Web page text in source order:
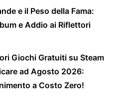
e il Peso della Fama:
e Addio ai Riflettori
Giochi Gratuiti su Steam
ad Agosto 2026:
a Costo Zero!